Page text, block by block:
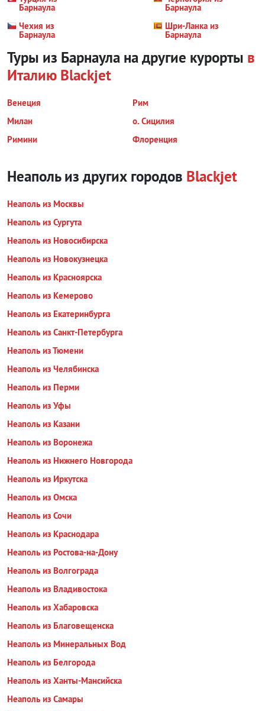
Барнаула
Барнаула
Чехия из
Барнаула
Шри-Ланка из
Барнаула
Туры из Барнаула на другие курорты в
Италию Blackjet
Венеция
Рим
Милан
о. Сицилия
Римини
Флоренция
Неаполь из других городов Blackjet
Неаполь из Москвы
Неаполь из Сургута
Неаполь из Новосибирска
Неаполь из Новокузнецка
Неаполь из Красноярска
Неаполь из Кемерово
Неаполь из Екатеринбурга
Неаполь из Санкт-Петербурга
Неаполь из Тюмени
Неаполь из Челябинска
Неаполь из Перми
Неаполь из Уфы
Неаполь из Казани
Неаполь из Воронежа
Неаполь из Нижнего Новгорода
Неаполь из Иркутска
Неаполь из Омска
Неаполь из Сочи
Неаполь из Краснодара
Неаполь из Ростова-на-Дону
Неаполь из Волгограда
Неаполь из Владивостока
Неаполь из Хабаровска
Неаполь из Благовещенска
Неаполь из Минеральных Вод
Неаполь из Белгорода
Неаполь из Ханты-Мансийска
Неаполь из Самары